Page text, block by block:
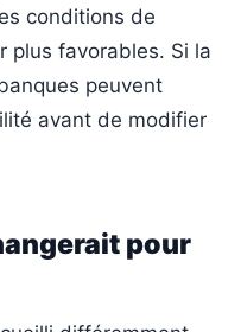
conditions de
plus favorables. Si la
peuvent
avant de modifier
pour